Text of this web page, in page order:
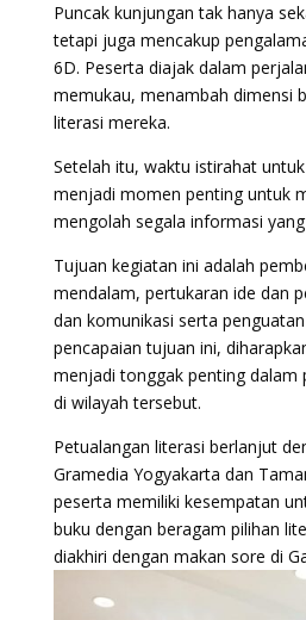
Puncak kunjungan tak hanya
tetapi juga mencakup
6D. Peserta diajak dalam
memukau, menambah dimensi
literasi mereka.
Setelah itu, waktu istirahat
menjadi momen penting untuk
mengolah segala informasi
Tujuan kegiatan ini adalah
mendalam, pertukaran ide dan
dan komunikasi serta
pencapaian tujuan ini,
menjadi tonggak penting dalam
di wilayah tersebut.
Petualangan literasi berlanjut
Gramedia Yogyakarta dan
peserta memiliki kesempatan
buku dengan beragam pilihan
diakhiri dengan makan sore di